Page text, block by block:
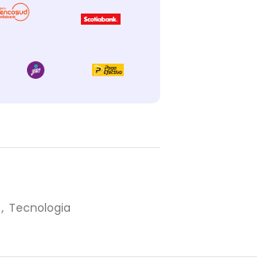
, Tecnologia